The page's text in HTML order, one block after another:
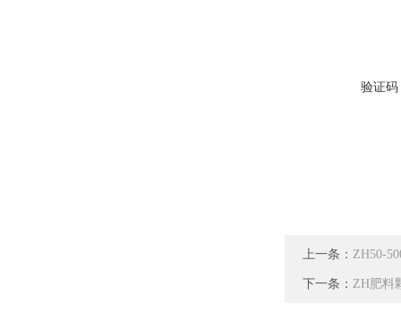
验证码
上一条： ZH50-
下一条： ZH肥料